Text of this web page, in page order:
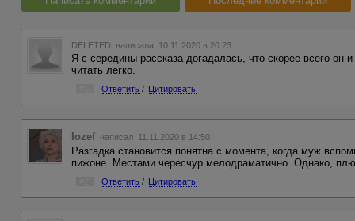
DELETED написала 10.11.2020 в 20:23
Я с середины рассказа догадалась, что скорее всего он
читать легко.
Ответить / Цитировать
Iozef написал 11.11.2020 в 14:50
Разгадка становится понятна с момента, когда муж
пижоне. Местами чересчур мелодраматично. Однако,
Ответить / Цитировать